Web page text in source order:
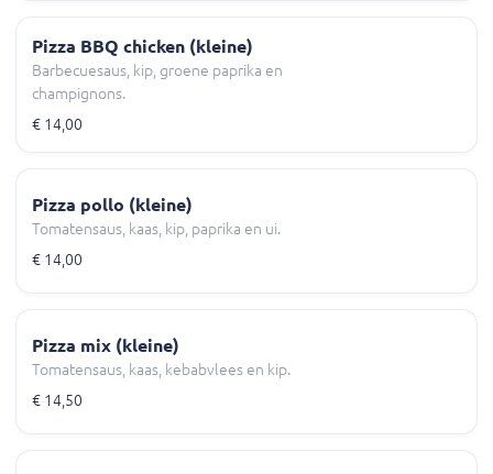
Pizza BBQ chicken (kleine)
Barbecuesaus, kip, groene paprika en
champignons.
€ 14,00
Pizza pollo (kleine)
Tomatensaus, kaas, kip, paprika en ui.
€ 14,00
Pizza mix (kleine)
Tomatensaus, kaas, kebabvlees en kip.
€ 14,50